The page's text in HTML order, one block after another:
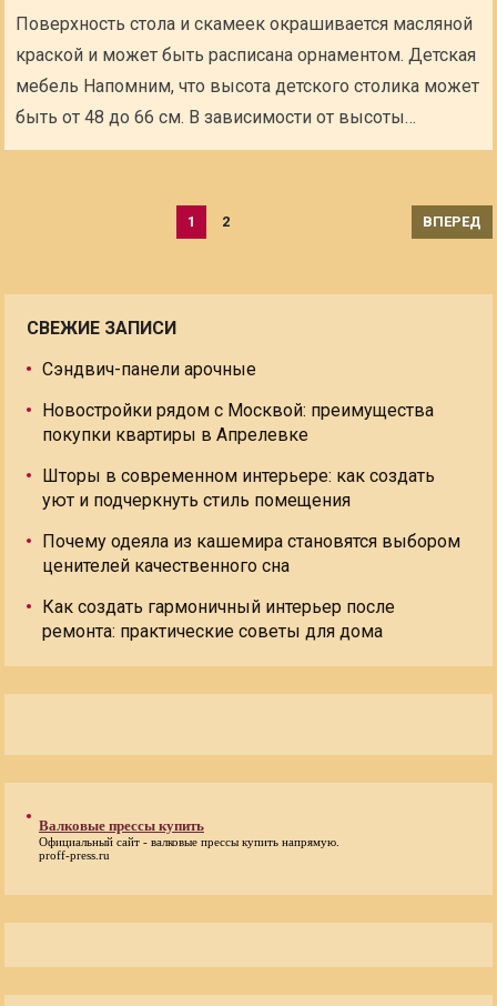
Поверхность стола и скамеек окрашивается масляной
краской и может быть расписана орнаментом. Детская
мебель Напомним, что высота детского столика может
быть от 48 до 66 см. В зависимости от высоты…
1 2 ВПЕРЕД
СВЕЖИЕ ЗАПИСИ
Сэндвич-панели арочные
Новостройки рядом с Москвой: преимущества
покупки квартиры в Апрелевке
Шторы в современном интерьере: как создать
уют и подчеркнуть стиль помещения
Почему одеяла из кашемира становятся выбором
ценителей качественного сна
Как создать гармоничный интерьер после
ремонта: практические советы для дома
Валковые прессы купить
Официальный сайт - валковые прессы купитьнапрямую.
proff-press.ru